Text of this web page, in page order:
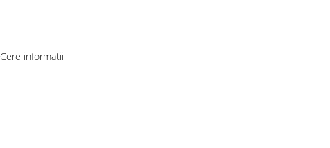
Cere informatii